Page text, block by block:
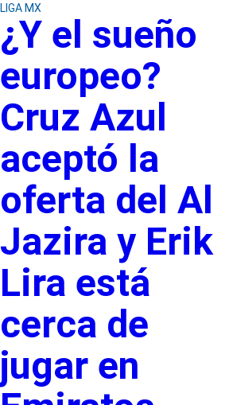
LIGA MX
¿Y el sueño
europeo?
Cruz Azul
aceptó la
oferta del Al
Jazira y Erik
Lira está
cerca de
jugar en